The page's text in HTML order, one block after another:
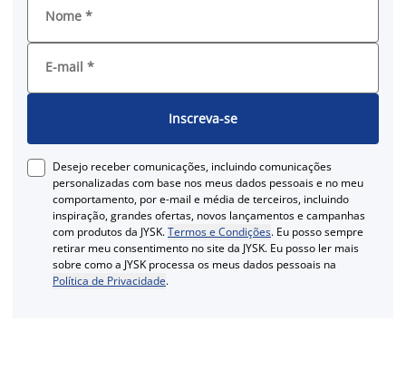
Nome *
E-mail *
Inscreva-se
Desejo receber comunicações, incluindo comunicações
personalizadas com base nos meus dados pessoais e no meu
comportamento, por e-mail e média de terceiros, incluindo
inspiração, grandes ofertas, novos lançamentos e campanhas
com produtos da JYSK.Termos e Condições. Eu posso sempre
retirar meu consentimento no site da JYSK. Eu posso ler mais
sobre como a JYSK processa os meus dados pessoais na
Política de Privacidade.